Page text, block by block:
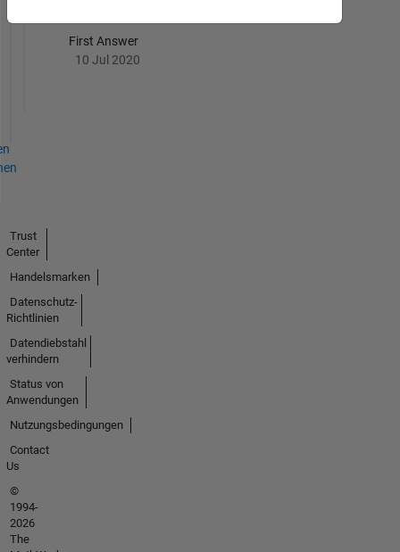
First Answer
10 Jul 2020
Trust
Center
Handelsmarken
Datenschutz-
Richtlinien
Datendiebstahl
verhindern
Status von
Anwendungen
Nutzungsbedingungen
Contact
Us
©
1994-
2026
The